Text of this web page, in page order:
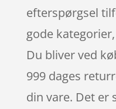
efterspørgsel
gode
Du bliver ved
999 dages
din vare. Det er